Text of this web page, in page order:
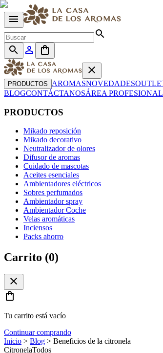
menu
search
search
person_outline
shopping_bag
close
PRODUCTOS AROMASNOVEDADES
BLOGCONTÁCTANOSÁREA PROFESIONAL
PRODUCTOS
Mikado reposición
Mikado decorativo
Neutralizador de olores
Difusor de aromas
Cuidado de mascotas
Aceites esenciales
Ambientadores eléctricos
Sobres perfumados
Ambientador spray
Ambientador Coche
Velas aromáticas
Inciensos
Packs ahorro
Carrito (0)
close
shopping_bag
Tu carrito está vacío
Continuar comprando
Inicio > Blog > Beneficios de la citronela
CitronelaTodos